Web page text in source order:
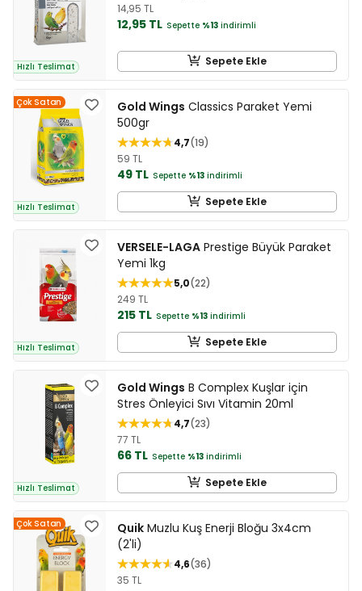
Hızlı Teslimat
14,95 TL
12,95 TL Sepette %13 indirimli
Sepete Ekle
Çok Satan
Hızlı Teslimat
Gold Wings Classics Paraket Yemi
500gr
4,7 19
59 TL
49 TL Sepette %13 indirimli
Sepete Ekle
Hızlı Teslimat
VERSELE-LAGA Prestige Büyük Paraket
Yemi 1kg
5,0 22
249 TL
215 TL Sepette %13 indirimli
Sepete Ekle
Hızlı Teslimat
Gold Wings B Complex Kuşlar için
Stres Önleyici Sıvı Vitamin 20ml
4,7 23
77 TL
66 TL Sepette %13 indirimli
Sepete Ekle
Çok Satan Quik Muzlu Kuş Enerji Bloğu 3x4cm
(2'li)
4,6 36
35 TL